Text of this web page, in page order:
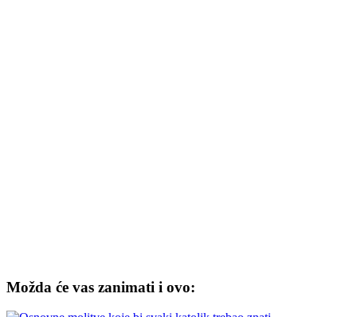
Možda će vas zanimati i ovo: